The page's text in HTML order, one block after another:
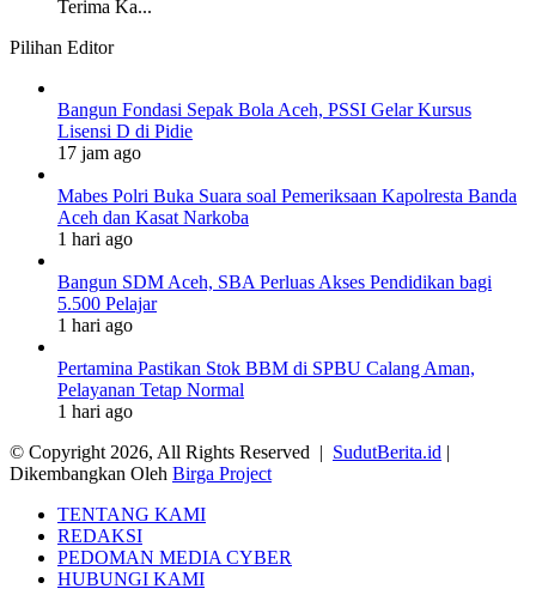
Terima Ka...
Pilihan Editor
Bangun Fondasi Sepak Bola Aceh, PSSI Gelar Kursus
Lisensi D di Pidie
17 jam ago
Mabes Polri Buka Suara soal Pemeriksaan Kapolresta Banda
Aceh dan Kasat Narkoba
1 hari ago
Bangun SDM Aceh, SBA Perluas Akses Pendidikan bagi
5.500 Pelajar
1 hari ago
Pertamina Pastikan Stok BBM di SPBU Calang Aman,
Pelayanan Tetap Normal
1 hari ago
© Copyright 2026, All Rights Reserved | SudutBerita.id |
Dikembangkan Oleh Birga Project
TENTANG KAMI
REDAKSI
PEDOMAN MEDIA CYBER
HUBUNGI KAMI